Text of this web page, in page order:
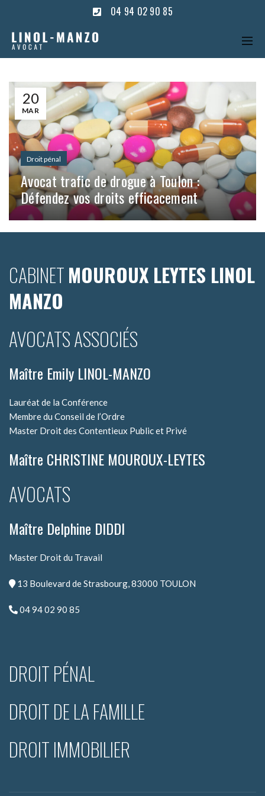
04 94 02 90 85
20
MAR
Droit pénal
Avocat trafic de drogue à Toulon :
Défendez vos droits efficacement
CABINETMOUROUX LEYTES LINOL
MANZO
AVOCATS ASSOCIÉS
Maître Emily LINOL-MANZO
Lauréat de la Conférence
Membre du Conseil de l’Ordre
Master Droit des Contentieux Public et Privé
Maître CHRISTINE MOUROUX-LEYTES
AVOCATS
Maître Delphine DIDDI
Master Droit du Travail
13 Boulevard de Strasbourg, 83000 TOULON
04 94 02 90 85
DROIT PÉNAL
DROIT DE LA FAMILLE
DROIT IMMOBILIER